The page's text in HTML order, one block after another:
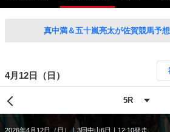
真中満＆五十嵐亮太が佐賀競馬予想
4月12日（日）
2026年4月12日（日） 3回中山6日 12:10発走